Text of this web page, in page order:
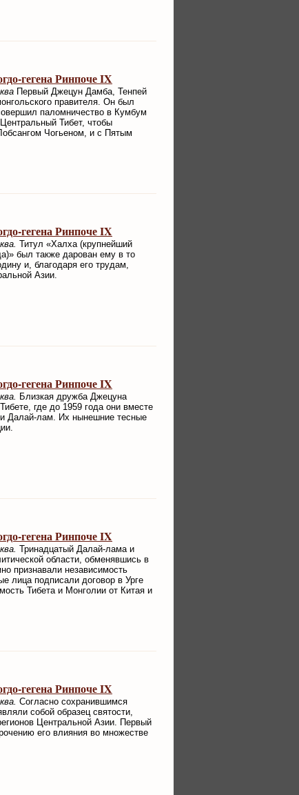
гегена Ринпоче IX
Первый Джецун Дамба, Тенпей
правителя. Он был
паломничество в Кумбум
Тибет, чтобы
Чогьеном, и с Пятым
гегена Ринпоче IX
Титул «Халха (крупнейший
был также дарован ему в то
и, благодаря его трудам,
Азии.
гегена Ринпоче IX
Близкая дружба Джецуна
где до 1959 года они вместе
Далай-лам. Их нынешние тесные
гегена Ринпоче IX
Тринадцатый Далай-лама и
области, обменявшись в
признавали независимость
лица подписали договор в Урге
Тибета и Монголии от Китая и
гегена Ринпоче IX
Согласно сохранившимся
собой образец святости,
Центральной Азии. Первый
его влияния во множестве